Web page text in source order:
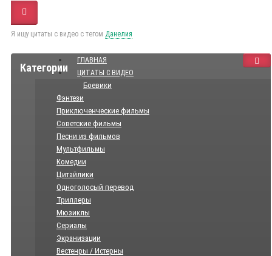
Я ищу цитаты с видео с тегом Данелия
Категории
ГЛАВНАЯ
ЦИТАТЫ С ВИДЕО
Боевики
Фэнтези
Приключенческие фильмы
Советские фильмы
Песни из фильмов
Мультфильмы
Комедии
Цитайлики
Одноголосый перевод
Триллеры
Мюзиклы
Сериалы
Экранизации
Вестенры / Истерны